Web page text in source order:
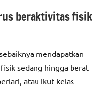
beraktivitas fisik
mendapatkan
sedang hingga berat
atau ikut kelas